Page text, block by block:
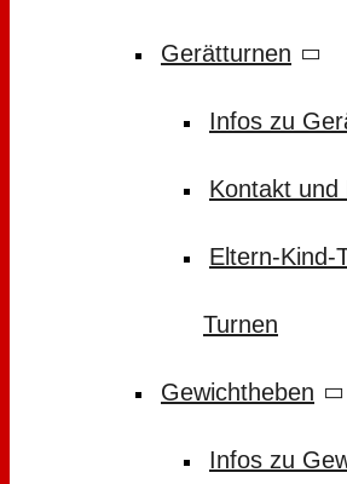
Gerätturnen
Infos zu
Kontakt und
Eltern-Kind-
Turnen
Gewichtheben
Infos zu